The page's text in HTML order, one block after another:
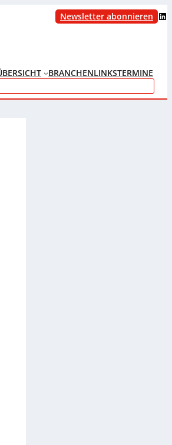
Newsletter abonnieren LinkedIn
BRANCHENLINKSTERMINE